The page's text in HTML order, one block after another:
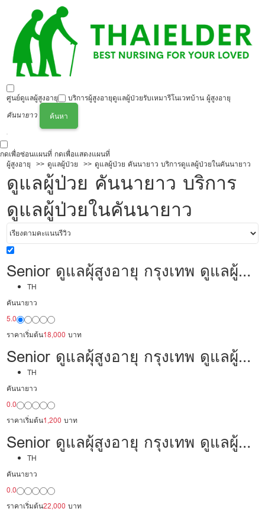
ศูนย์ดูแลผู้สูงอายุ บริการผู้สูงอายุดูแลผู้ป่วยรับเหมารีโนเวทบ้าน ผู้สูงอายุ
คันนายาว
ค้นหา
กดเพื่อซ่อนแผนที่ กดเพื่อแสดงแผนที่
ผู้สูงอายุ
ดูแลผู้ป่วย ดูแลผู้ป่วย คันนายาว บริการดูแลผู้ป่วยในคันนายาว
ดูแลผู้ป่วย คันนายาว บริการ
ดูแลผู้ป่วยในคันนายาว
Senior ดูแลผุ้สูงอายุ กรุงเทพ ดูแลผู้
ป่วย 18,000/เดือน มืออาชีพ พร้อม
ดูแล
TH
คันนายาว
5.0
ราคาเริ่มต้น18,000 บาท
Senior ดูแลผุ้สูงอายุ กรุงเทพ ดูแลผู้
ป่วย 30,000 /เดือน มีประสบการณ์
เป็นพยาบาล พร้อมดูแล
TH
คันนายาว
0.0
ราคาเริ่มต้น1,200 บาท
Senior ดูแลผุ้สูงอายุ กรุงเทพ ดูแลผู้
ป่วย 22,000/เดือน มืออาชีพ พร้อม
ดูแล
TH
คันนายาว
0.0
ราคาเริ่มต้น22,000 บาท